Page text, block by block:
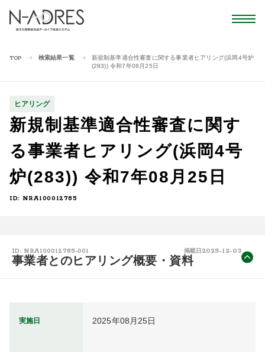
TOP 検索結果一覧
新規制基準適合性審査に関する事業者ヒアリング(浜岡4号炉
(283)) 令和7年08月25日
ヒアリング
新規制基準適合性審査に関す
る事業者ヒアリング(浜岡4号
炉(283)) 令和7年08月25日
ID: NRA100012785
ID: NRA100012785-001 掲載日 2025-12-03
事業者とのヒアリング概要・資料
実施日 2025年08月25日